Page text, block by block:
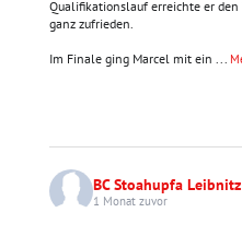
Qualifikationslauf erreichte er
ganz zufrieden.
Im Finale ging Marcel mit ein ...
BC Stoahupfa Leibnitz
1 Monat zuvor